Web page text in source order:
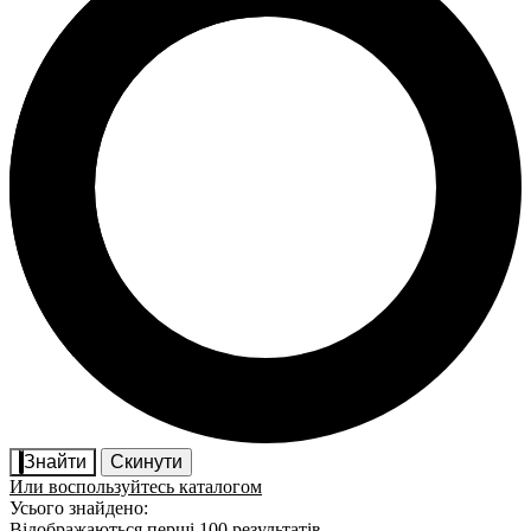
Знайти
Скинути
Или воспользуйтесь каталогом
Усього знайдено: